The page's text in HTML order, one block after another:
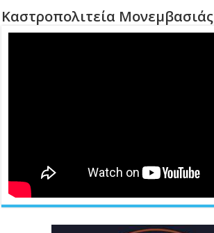
Καστροπολιτεία Μονεμβασιάς